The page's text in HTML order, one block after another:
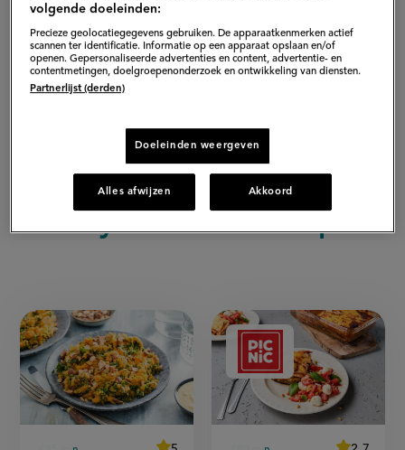
Koolhydraatarme recepten
Koolhydraatarme
gerechten
Aangeboden
door:
volgende doeleinden:
Precieze geolocatiegegevens gebruiken. De apparaatkenmerken actief
scannen ter identificatie. Informatie op een apparaat opslaan en/of
openen. Gepersonaliseerde advertenties en content, advertentie- en
contentmetingen, doelgroepenonderzoek en ontwikkeling van diensten.
Partnerlijst (derden)
Doeleinden weergeven
Alles afwijzen Akkoord